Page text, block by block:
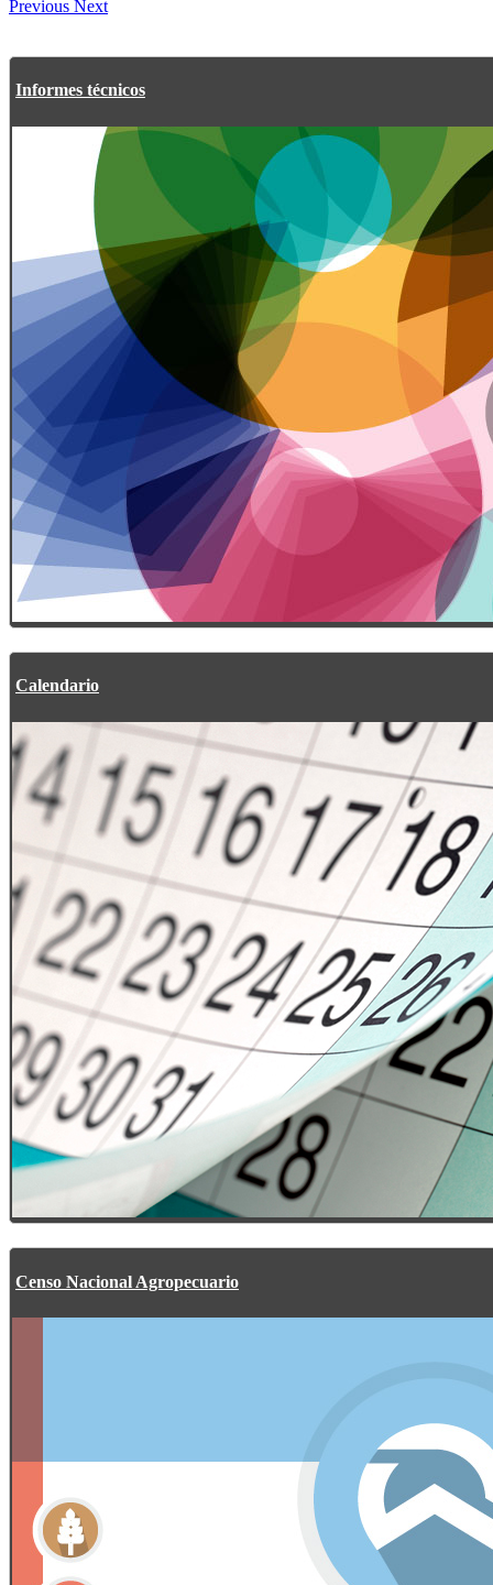
Previous Next
Informes técnicos
Calendario
Censo Nacional Agropecuario